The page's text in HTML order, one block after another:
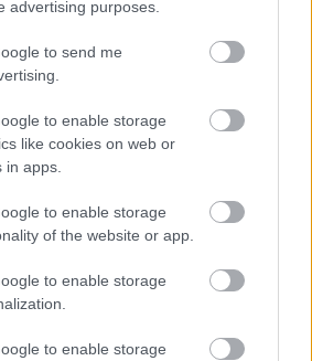
advertising purposes.
to send me
to enable storage
like cookies on web or
apps.
to enable storage
of the website or app.
to enable storage
to enable storage
ALTIMIRA
LOUREIRO
AMATUCCI